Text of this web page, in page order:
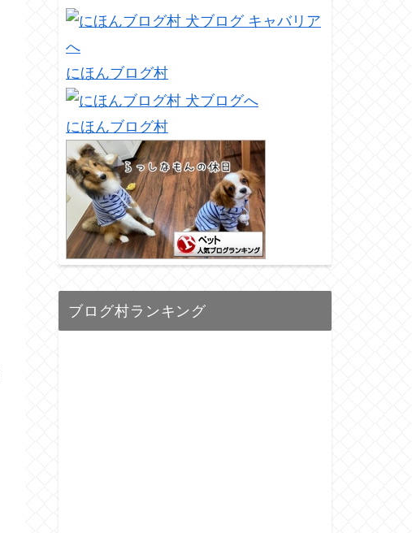
にほんブログ村
にほんブログ村
ブログ村ランキング